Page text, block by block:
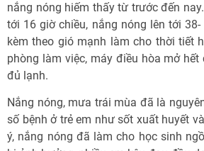
nắng nóng hiếm thấy từ trước đến
tới 16 giờ chiều, nắng nóng lên tới
kèm theo gió mạnh làm cho thời tiết
phòng làm việc, máy điều hòa mở
đủ lạnh.
Nắng nóng, mưa trái mùa đã là
số bệnh ở trẻ em như sốt xuất huyết
ý, nắng nóng đã làm cho học sinh